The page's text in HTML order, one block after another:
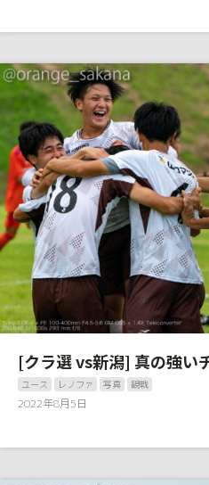
[クラ選 vs新潟] 真の強い
ユース レノファ 写真 観戦
2022年8月5日